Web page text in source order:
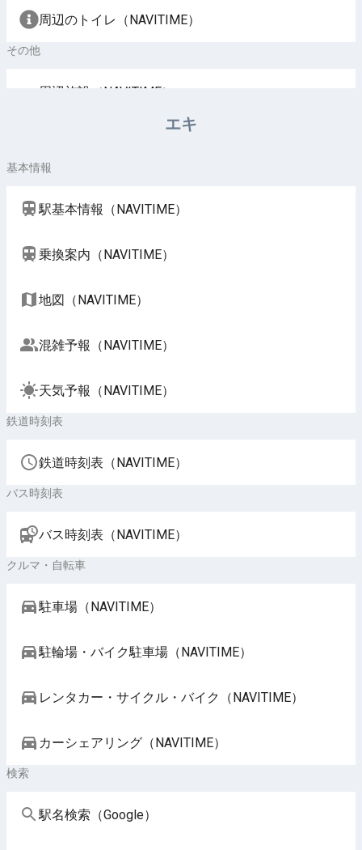
周辺のトイレ（NAVITIME）
その他
周辺施設（NAVITIME）
エキ
基本情報
駅基本情報（NAVITIME）
乗換案内（NAVITIME）
地図（NAVITIME）
混雑予報（NAVITIME）
天気予報（NAVITIME）
鉄道時刻表
鉄道時刻表（NAVITIME）
バス時刻表
バス時刻表（NAVITIME）
クルマ・自転車
駐車場（NAVITIME）
駐輪場・バイク駐車場（NAVITIME）
レンタカー・サイクル・バイク（NAVITIME）
カーシェアリング（NAVITIME）
検索
駅名検索（Google）